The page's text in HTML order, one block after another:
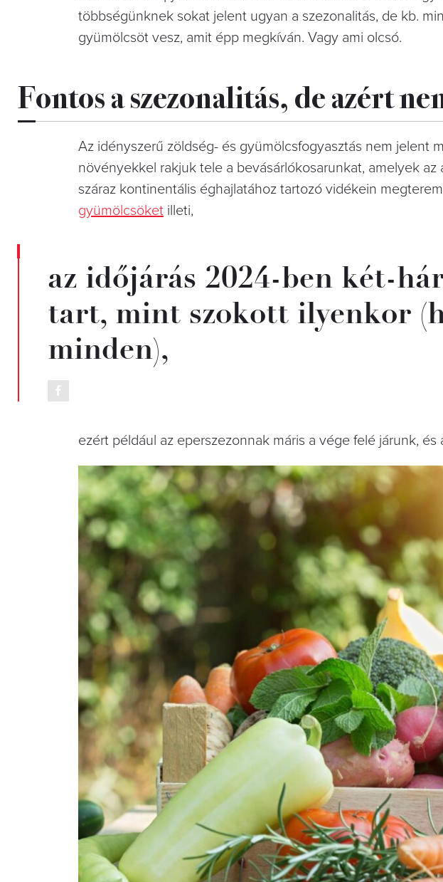
többségünknek sokat jelent ugyan a szezonalitás, de kb.
gyümölcsöt vesz, amit épp megkíván. Vagy ami olcsó.
Fontos a szezonalitás, de azért
Az idényszerű zöldség- és gyümölcsfogyasztás nem jelent
növényekkel rakjuk tele a bevásárlókosarunkat, amelyek
száraz kontinentális éghajlatához tartozó vidékein
gyümölcsöket illeti,
az időjárás 2024-ben két-
tart, mint szokott ilyenkor
minden),
ezért például az eperszezonnak máris a vége felé járunk,